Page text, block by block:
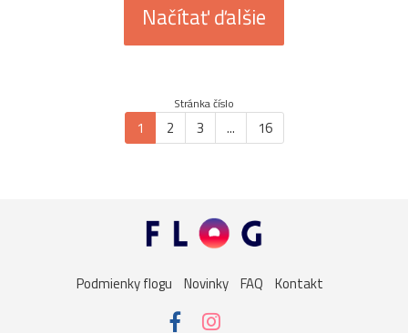
Načítať ďalšie
Stránka číslo
1 2 3 ... 16
Podmienky flogu Novinky FAQ Kontakt